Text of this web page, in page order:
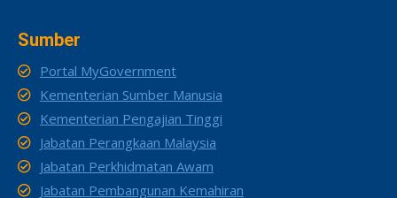
Sumber
Portal MyGovernment
Kementerian Sumber Manusia
Kementerian Pengajian Tinggi
Jabatan Perangkaan Malaysia
Jabatan Perkhidmatan Awam
Jabatan Pembangunan Kemahiran